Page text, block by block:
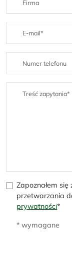
Zapoznałem
przetwarzania
prywatności*
* wymagane